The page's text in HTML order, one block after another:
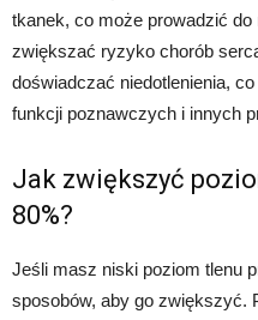
tkanek, co może prowadzić do
zwiększać ryzyko chorób
doświadczać niedotlenienia,
funkcji poznawczych i innych
Jak zwiększyć
80%?
Jeśli masz niski poziom tlenu
sposobów, aby go zwiększyć.